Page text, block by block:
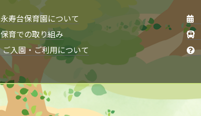
永寿台保育園について
保育での取り組み
ご入園・ご利用について